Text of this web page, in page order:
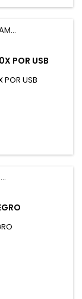
POR USB
POR USB